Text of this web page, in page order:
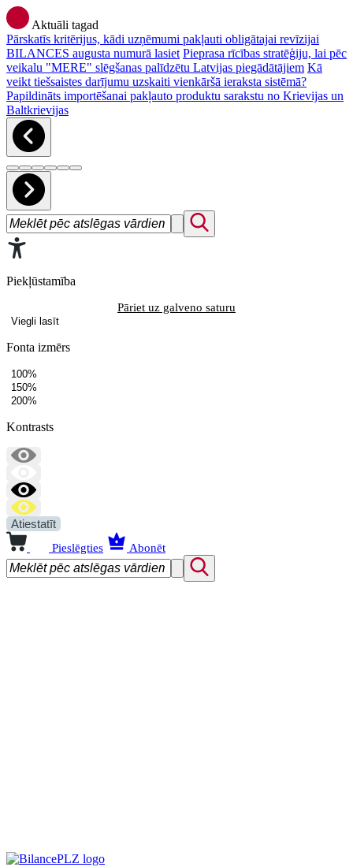
Aktuāli tagad
Pārskatīs kritērijus, kādi uzņēmumi pakļauti obligātajai revīzijai
BILANCES augusta numurā lasiet Pieprasa rīcības stratēģiju, lai pēc
veikalu "MERE" slēgšanas palīdzētu Latvijas piegādātājiem Kā
veikt tiešsaistes darījumu uzskaiti vienkāršā ieraksta sistēmā?
Papildināts importēšanai pakļauto produktu sarakstu no Krievijas un
Baltkrievijas
Piekļūstamība
Pāriet uz galveno saturu
Viegli lasīt
Fonta izmērs
100%
150%
200%
Kontrasts
Atiestatīt
Pieslēgties Abonēt